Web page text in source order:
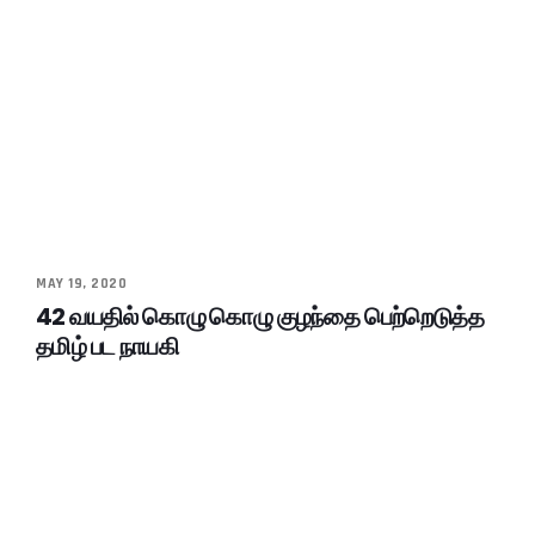
MAY 19, 2020
42 வயதில் கொழு கொழு குழந்தை பெற்றெடுத்த
தமிழ் பட நாயகி